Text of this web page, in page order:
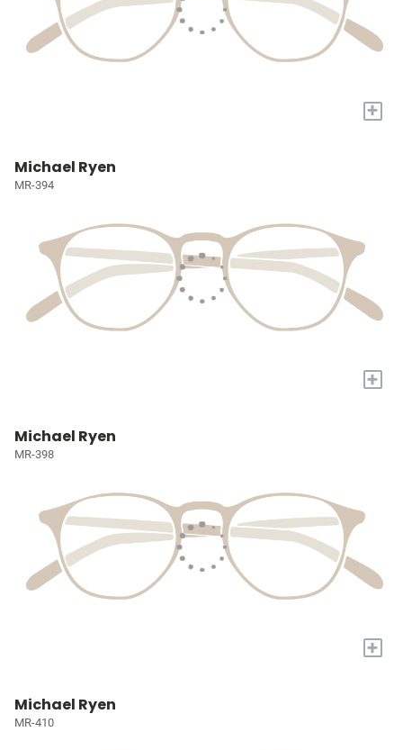
+
Michael Ryen
MR-394
+
Michael Ryen
MR-398
+
Michael Ryen
MR-410